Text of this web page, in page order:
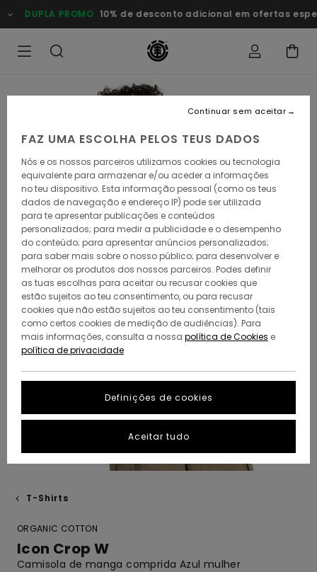
para
a
DUPLA PROMO 10% de desconto adicional em ofertas
T-Shirts
ORGANIC COTTON
Icon Crop W
Camisola de manga comprida Azul mulher
FAZ UMA ESCOLHA PELOS TEUS DADOS
Nós e os nossos parceiros utilizamos cookies ou tecnologia
equivalente para armazenar e/ou aceder a informações
no teu dispositivo. Esta informação pessoal (como os teus
dados de navegação e endereço IP) pode ser utilizada
para te apresentar publicações e conteúdos
personalizados; para medir a publicidade e o desempenho
do conteúdo; para apresentar anúncios personalizados;
para saber mais sobre o nosso público; para desenvolver e
melhorar os produtos dos nossos parceiros. Podes definir
as tuas escolhas para aceitar ou recusar cookies que
estão sujeitos ao teu consentimento, ou para recusar
cookies que não estão sujeitos ao teu consentimento (tais
como certos cookies de medição de audiências). Para
mais informações, consulta a nossa política de Cookies e
política de privacidade
Definições de cookies
Continuar sem aceitar
Aceitar tudo